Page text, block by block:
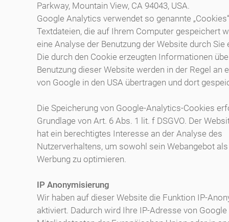
Parkway, Mountain View, CA 94043, USA.
Google Analytics verwendet so genannte
Textdateien, die auf Ihrem Computer gespeichert
eine Analyse der Benutzung der Website durch
Die durch den Cookie erzeugten Informationen
Benutzung dieser Website werden in der Regel an
von Google in den USA übertragen und dort
Die Speicherung von Google-Analytics-Cookies
Grundlage von Art. 6 Abs. 1 lit. f DSGVO. Der
hat ein berechtigtes Interesse an der Analyse des
Nutzerverhaltens, um sowohl sein Webangebot
Werbung zu optimieren.
IP Anonymisierung
Wir haben auf dieser Website die Funktion IP-
aktiviert. Dadurch wird Ihre IP-Adresse von